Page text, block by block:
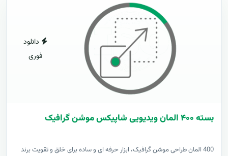
دانلود
فوری
بسته ۴۰۰ المان ویدیویی شاپیکس موشن گرافیک
400 المان طراحی موشن گرافیک، ابزار حرفه ای و ساده برای خلق و تقویت برند